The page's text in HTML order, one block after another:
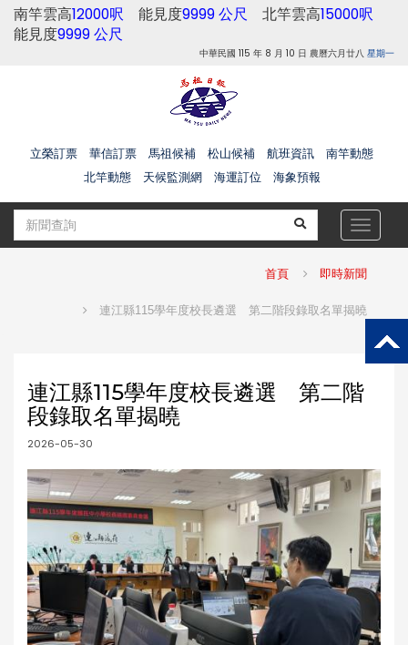
南竿雲高12000呎 能見度9999 公尺 北竿雲高15000呎
能見度9999 公尺
中華民國 115 年 8 月 10 日 農曆六月廿八 星期一
立榮訂票 華信訂票 馬祖候補 松山候補 航班資訊
南竿動態
北竿動態
天候監測網 海運訂位 海象預報
Toggle
首頁 即時新聞
連江縣115學年度校長遴選 第二階段錄取名單揭曉
連江縣115學年度校長遴選 第二階
段錄取名單揭曉
2026-05-30